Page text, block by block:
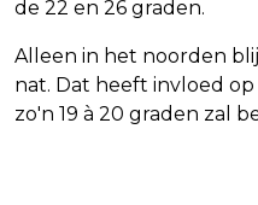
de 22 en 26 graden.
Alleen in het noorden
nat. Dat heeft invloed
zo'n 19 à 20 graden zal